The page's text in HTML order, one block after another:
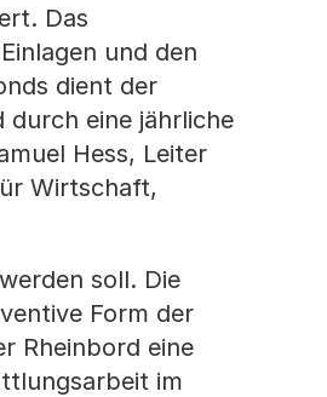
Das
und den
dient der
eine jährliche
Hess, Leiter
Wirtschaft,
soll. Die
Form der
Rheinbord eine
im